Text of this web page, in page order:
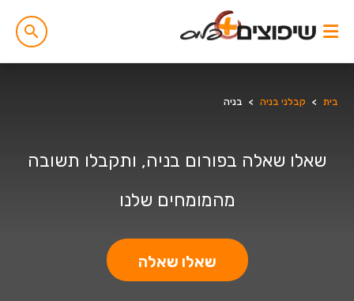
בית > קבלני בניה > בניה
שאלו שאלה בפורום בניה, ותקבלו תשובה
מהמומחים שלנו
שאלו שאלה